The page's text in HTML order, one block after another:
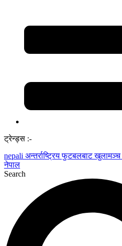
ट्रेन्ड्स :-
nepali अन्तर्राष्ट्रिय फुटबलबाट खुलामञ्च
नेपाल
Search